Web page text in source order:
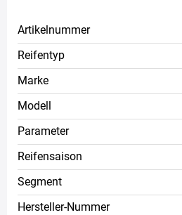
Artikelnummer
Reifentyp
Marke
Modell
Parameter
Reifensaison
Segment
Hersteller-Nummer